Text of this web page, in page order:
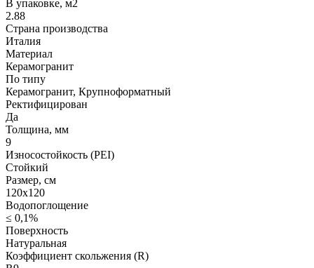
В упаковке, м2
2.88
Страна производства
Италия
Материал
Керамогранит
По типу
Керамогранит, Крупноформатный
Ректифицирован
Да
Толщина, мм
9
Износостойкость (PEI)
Стойкий
Размер, см
120х120
Водопоглощение
≤ 0,1%
Поверхность
Натуральная
Коэффициент скольжения (R)